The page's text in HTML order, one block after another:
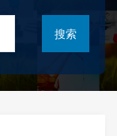
搜索